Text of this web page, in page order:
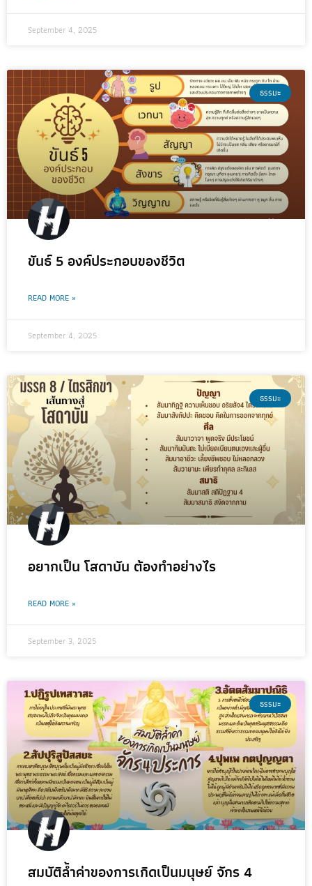
September 4, 2025
ธรรมะ
ขันธ์ 5 องค์ประกอบของชีวิต
READ MORE »
September 4, 2025
ธรรมะ
อยากเป็น โสดาบัน ต้องทำอย่างไร
READ MORE »
September 3, 2025
ธรรมะ
สมบัติล้ำค่าของการเกิดเป็นมนุษย์ จักร 4